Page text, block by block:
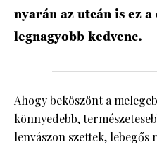
nyarán az utcán is ez a
legnagyobb kedvenc.
Ahogy beköszönt a
könnyedebb,
lenvászon szettek,